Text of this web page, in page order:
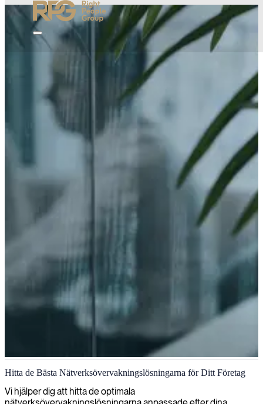
Nätverksövervakning
Vi kan omedelbart påbörja arbetet med dina behov inom
nätverksövervakning med våra erfarna arkitekter som bygger och
Hitta de Bästa Nätverksövervakningslösningarna för Ditt Företag
Vi hjälper dig att hitta de optimala